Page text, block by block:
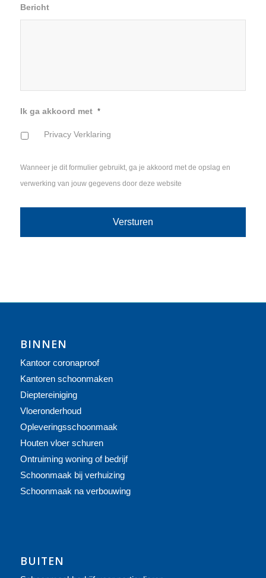
Bericht
Ik ga akkoord met *
Privacy Verklaring
Wanneer je dit formulier gebruikt, ga je akkoord met de opslag en
verwerking van jouw gegevens door deze website
BINNEN
Kantoor coronaproof
Kantoren schoonmaken
Dieptereiniging
Vloeronderhoud
Opleveringsschoonmaak
Houten vloer schuren
Ontruiming woning of bedrijf
Schoonmaak bij verhuizing
Schoonmaak na verbouwing
BUITEN